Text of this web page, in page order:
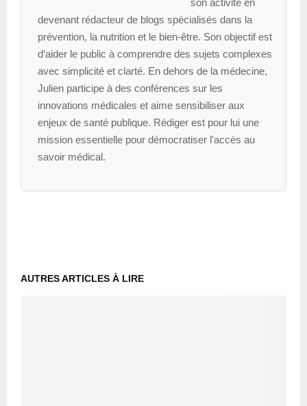
devenant rédacteur de blogs spécialisés dans la
prévention, la nutrition et le bien-être. Son objectif est
d’aider le public à comprendre des sujets complexes
avec simplicité et clarté. En dehors de la médecine,
Julien participe à des conférences sur les
innovations médicales et aime sensibiliser aux
enjeux de santé publique. Rédiger est pour lui une
mission essentielle pour démocratiser l'accès au
savoir médical.
AUTRES ARTICLES À LIRE